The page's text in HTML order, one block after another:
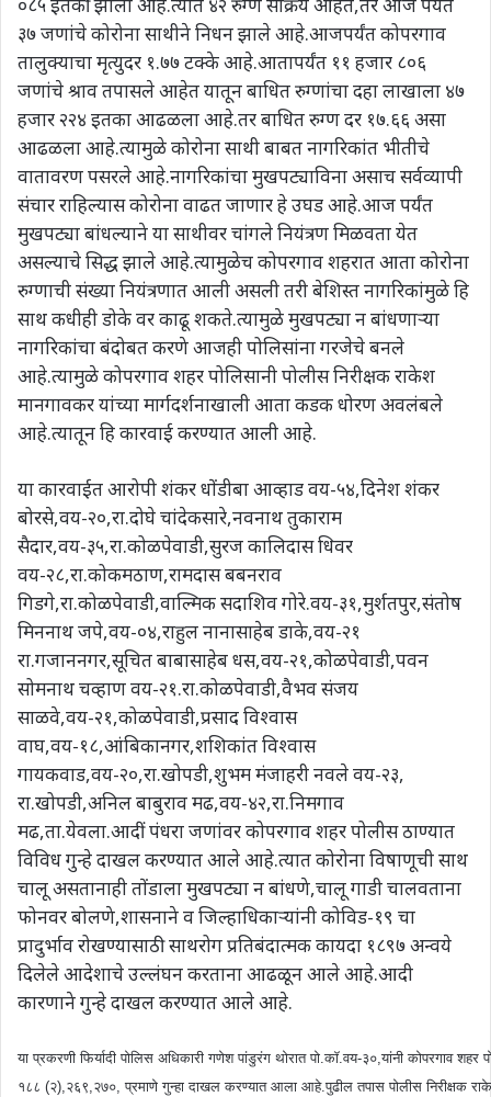
०८५ इतकी झाली आहे.त्यात ४२ रुग्ण सक्रिय आहेत,तर आज पर्यंत
३७ जणांचे कोरोना साथीने निधन झाले आहे.आजपर्यंत कोपरगाव
तालुक्याचा मृत्युदर १.७७ टक्के आहे.आतापर्यंत ११ हजार ८०६
जणांचे श्राव तपासले आहेत यातून बाधित रुग्णांचा दहा लाखाला ४७
हजार २२४ इतका आढळला आहे.तर बाधित रुग्ण दर १७.६६ असा
आढळला आहे.त्यामुळे कोरोना साथी बाबत नागरिकांत भीतीचे
वातावरण पसरले आहे.नागरिकांचा मुखपट्याविना असाच सर्वव्यापी
संचार राहिल्यास कोरोना वाढत जाणार हे उघड आहे.आज पर्यंत
मुखपट्या बांधल्याने या साथीवर चांगले नियंत्रण मिळवता येत
असल्याचे सिद्ध झाले आहे.त्यामुळेच कोपरगाव शहरात आता कोरोना
रुग्णाची संख्या नियंत्रणात आली असली तरी बेशिस्त नागरिकांमुळे हि
साथ कधीही डोके वर काढू शकते.त्यामुळे मुखपट्या न बांधणाऱ्या
नागरिकांचा बंदोबत करणे आजही पोलिसांना गरजेचे बनले
आहे.त्यामुळे कोपरगाव शहर पोलिसानी पोलीस निरीक्षक राकेश
मानगावकर यांच्या मार्गदर्शनाखाली आता कडक धोरण अवलंबले
आहे.त्यातून हि कारवाई करण्यात आली आहे.
या कारवाईत आरोपी शंकर धोंडीबा आव्हाड वय-५४,दिनेश शंकर
बोरसे,वय-२०,रा.दोघे चांदेकसारे,नवनाथ तुकाराम
सैदार,वय-३५,रा.कोळपेवाडी,सुरज कालिदास धिवर
वय-२८,रा.कोकमठाण,रामदास बबनराव
गिडगे,रा.कोळपेवाडी,वाल्मिक सदाशिव गोरे.वय-३१,मुर्शतपुर,संतोष
मिननाथ जपे,वय-०४,राहुल नानासाहेब डाके,वय-२१
रा.गजाननगर,सूचित बाबासाहेब धस,वय-२१,कोळपेवाडी,पवन
सोमनाथ चव्हाण वय-२१.रा.कोळपेवाडी,वैभव संजय
साळवे,वय-२१,कोळपेवाडी,प्रसाद विश्वास
वाघ,वय-१८,आंबिकानगर,शशिकांत विश्वास
गायकवाड,वय-२०,रा.खोपडी,शुभम मंजाहरी नवले वय-२३,
रा.खोपडी,अनिल बाबुराव मढ,वय-४२,रा.निमगाव
मढ,ता.येवला.आदीं पंधरा जणांवर कोपरगाव शहर पोलीस ठाण्यात
विविध गुन्हे दाखल करण्यात आले आहे.त्यात कोरोना विषाणूची साथ
चालू असतानाही तोंडाला मुखपट्या न बांधणे,चालू गाडी चालवताना
फोनवर बोलणे,शासनाने व जिल्हाधिकाऱ्यांनी कोविड-१९ चा
प्रादुर्भाव रोखण्यासाठी साथरोग प्रतिबंदात्मक कायदा १८९७ अन्वये
दिलेले आदेशाचे उल्लंघन करताना आढळून आले आहे.आदी
कारणाने गुन्हे दाखल करण्यात आले आहे.
या प्रकरणी फिर्यादी पोलिस अधिकारी गणेश पांडुरंग थोरात पो.कॉ.वय-३०,यांनी कोपरगाव
१८८ (२),२६९,२७०, प्रमाणे गुन्हा दाखल करण्यात आला आहे.पुढील तपास पोलीस निरीक्षक राकेश